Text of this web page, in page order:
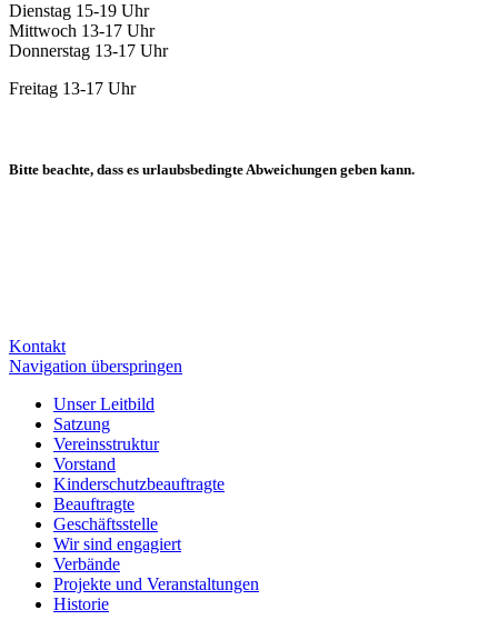
Dienstag 15-19 Uhr
Mittwoch 13-17 Uhr
Donnerstag 13-17 Uhr
Freitag 13-17 Uhr
Bitte beachte, dass es urlaubsbedingte Abweichungen geben kann.
Kontakt
Navigation überspringen
Unser Leitbild
Satzung
Vereinsstruktur
Vorstand
Kinderschutzbeauftragte
Beauftragte
Geschäftsstelle
Wir sind engagiert
Verbände
Projekte und Veranstaltungen
Historie